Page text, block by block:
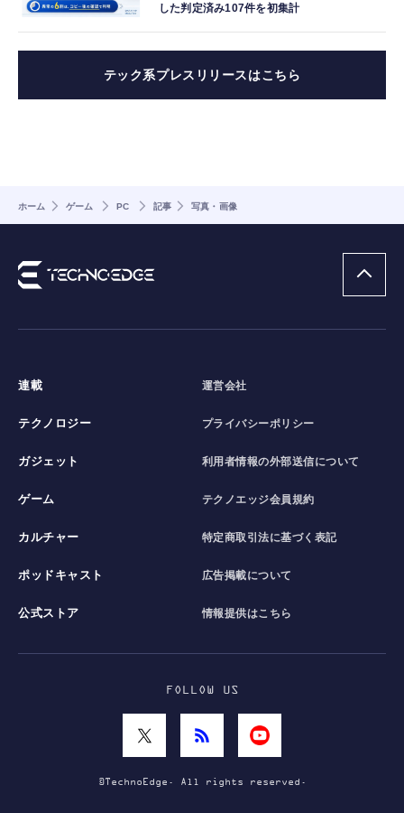
した判定済み107件を初集計
テック系プレスリリースはこちら
ホーム ゲーム PC 記事 写真・画像
連載
テクノロジー
ガジェット
ゲーム
カルチャー
ポッドキャスト
公式ストア
運営会社
プライバシーポリシー
利用者情報の外部送信について
テクノエッジ会員規約
特定商取引法に基づく表記
広告掲載について
情報提供はこちら
FOLLOW US
©TechnoEdge. All rights reserved.